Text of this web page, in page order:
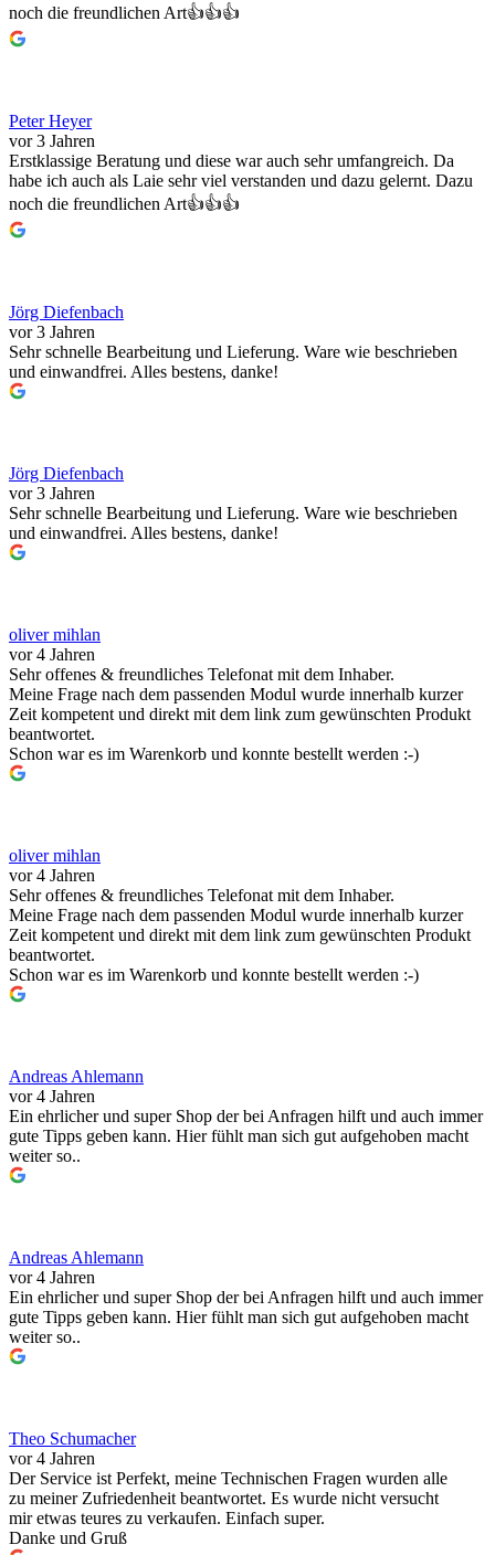
noch die freundlichen Art👍👍👍
Peter Heyer
vor 3 Jahren
Erstklassige Beratung und diese war auch sehr umfangreich. Da
habe ich auch als Laie sehr viel verstanden und dazu gelernt. Dazu
noch die freundlichen Art👍👍👍
Jörg Diefenbach
vor 3 Jahren
Sehr schnelle Bearbeitung und Lieferung. Ware wie beschrieben
und einwandfrei. Alles bestens, danke!
Jörg Diefenbach
vor 3 Jahren
Sehr schnelle Bearbeitung und Lieferung. Ware wie beschrieben
und einwandfrei. Alles bestens, danke!
oliver mihlan
vor 4 Jahren
Sehr offenes & freundliches Telefonat mit dem Inhaber.
Meine Frage nach dem passenden Modul wurde innerhalb kurzer
Zeit kompetent und direkt mit dem link zum gewünschten Produkt
beantwortet.
Schon war es im Warenkorb und konnte bestellt werden :-)
oliver mihlan
vor 4 Jahren
Sehr offenes & freundliches Telefonat mit dem Inhaber.
Meine Frage nach dem passenden Modul wurde innerhalb kurzer
Zeit kompetent und direkt mit dem link zum gewünschten Produkt
beantwortet.
Schon war es im Warenkorb und konnte bestellt werden :-)
Andreas Ahlemann
vor 4 Jahren
Ein ehrlicher und super Shop der bei Anfragen hilft und auch immer
gute Tipps geben kann. Hier fühlt man sich gut aufgehoben macht
weiter so..
Andreas Ahlemann
vor 4 Jahren
Ein ehrlicher und super Shop der bei Anfragen hilft und auch immer
gute Tipps geben kann. Hier fühlt man sich gut aufgehoben macht
weiter so..
Theo Schumacher
vor 4 Jahren
Der Service ist Perfekt, meine Technischen Fragen wurden alle
zu meiner Zufriedenheit beantwortet. Es wurde nicht versucht
mir etwas teures zu verkaufen. Einfach super.
Danke und Gruß